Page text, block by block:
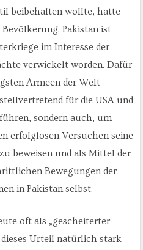
beibehalten wollte, hatte
Pakistan ist
im Interesse der
verwickelt worden. Dafür
Armeen der Welt
für die USA und
sondern auch, um
erfolglosen Versuchen seine
beweisen und als Mittel der
Bewegungen der
in Pakistan selbst.
oft als „gescheiterter
Urteil natürlich stark